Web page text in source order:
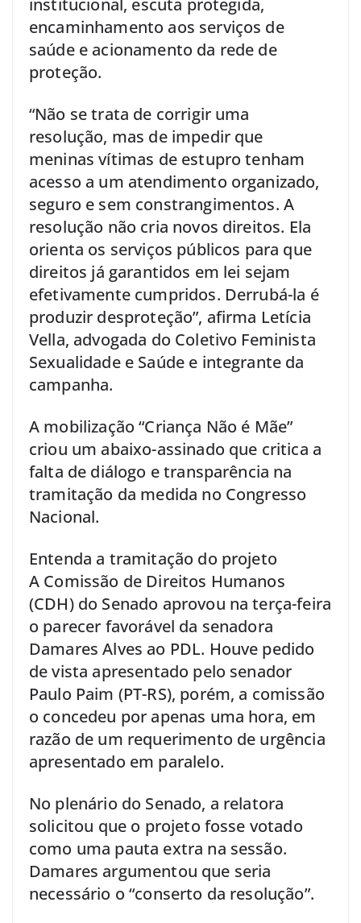
encaminhamento aos serviços de
saúde e acionamento da rede de
proteção.
“Não se trata de corrigir uma
resolução, mas de impedir que
meninas vítimas de estupro tenham
acesso a um atendimento organizado,
seguro e sem constrangimentos. A
resolução não cria novos direitos. Ela
orienta os serviços públicos para que
direitos já garantidos em lei sejam
efetivamente cumpridos. Derrubá-la é
produzir desproteção”, afirma Letícia
Vella, advogada do Coletivo Feminista
Sexualidade e Saúde e integrante da
campanha.
A mobilização “Criança Não é Mãe”
criou um abaixo-assinado que critica a
falta de diálogo e transparência na
tramitação da medida no Congresso
Nacional.
Entenda a tramitação do projeto
A Comissão de Direitos Humanos
(CDH) do Senado aprovou na terça-feira
o parecer favorável da senadora
Damares Alves ao PDL. Houve pedido
de vista apresentado pelo senador
Paulo Paim (PT-RS), porém, a comissão
o concedeu por apenas uma hora, em
razão de um requerimento de urgência
apresentado em paralelo.
No plenário do Senado, a relatora
solicitou que o projeto fosse votado
como uma pauta extra na sessão.
Damares argumentou que seria
necessário o “conserto da resolução”.